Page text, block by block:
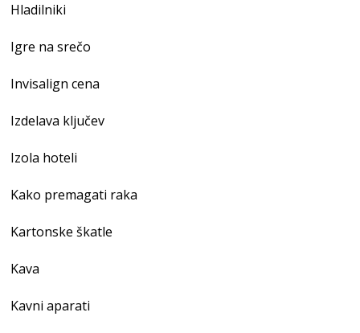
Hladilniki
Igre na srečo
Invisalign cena
Izdelava ključev
Izola hoteli
Kako premagati raka
Kartonske škatle
Kava
Kavni aparati